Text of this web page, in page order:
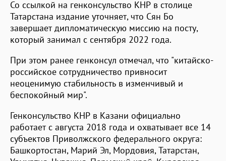
Со ссылкой на генконсульство КНР в столице
Татарстана издание уточняет, что Сян Бо
завершает дипломатическую миссию на посту,
который занимал с сентября 2022 года.
При этом ранее генконсул отмечал, что "китайско-
российское сотрудничество привносит
неоценимую стабильность в изменчивый и
беспокойный мир".
Генконсульство КНР в Казани официально
работает с августа 2018 года и охватывает все 14
субъектов Приволжского федерального округа:
Башкортостан, Марий Эл, Мордовия, Татарстан,